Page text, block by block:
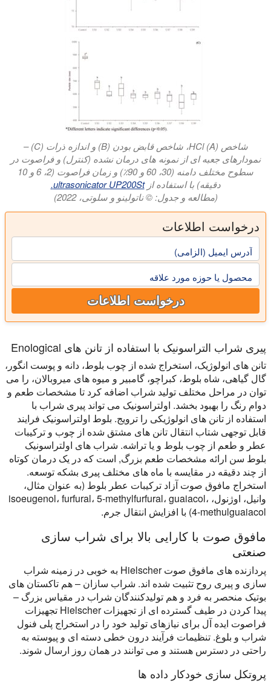
شاخص HCl (A)، شاخص قابض بودن (B) و اندازه ذرات (C) –
نمودارهای جعبه ای از نمونه های درمان نشده (کنترل) و فراصوت در
سطوح مختلف دامنه (30، 60 و 90٪) و زمان فراصوت (2، 6 و 10
دقیقه) با استفاده ازultrasonicator UP200St.
(مطالعه و جدول: © ناتولینو و سلوتی، 2022)
درخواست اطلاعات
آدرس ایمیل (الزامی)
محصول یا حوزه مورد علاقه
درخواست اطلاعات
پیری شراب التراسونیک با استفاده از تانن های Enological
تانن های انولوژیک، استخراج شده از چوب بلوط، دانه و پوست انگور،
گال گیاهی، شاه بلوط، کبراچو، گامبیر و میوه های میروبالان، را می
توان در مراحل مختلف تولید شراب اضافه کرد تا مشخصات طعم و
دوام رنگ را بهبود بخشد. اولتراسونیک می تواند پیری شراب با
استفاده از تانن های انولوژیکی را ترویج. بلوط اولتراسونیک فرایند
قابل توجهی شتاب انتقال تانن های مشتق شده از چوب و ترکیبات
عطر و طعم از چوب بلوط و یا تراشه. شراب های اولتراسونیک
بلوط سن ارائه مشخصات طعم بزرگ, است که در یک درمان کوتاه
از چند دقیقه در مقایسه با ماه های مختلف پیری بشکه توسعه.
استخراج مافوق صوت آزاد ترکیبات عطر بلوط (به عنوان مثال،
وانیل، اوژنول، isoeugenol، furfural، 5-methylfurfural، guaiacol،
4-methulguaiacol) با افزایش انتقال جرم.
مافوق صوت با کارایی بالا برای شراب سازی
صنعتی
پردازنده های مافوق صوت Hielscher به خوبی در زمینه شراب
سازی و پیری روح تثبیت شده اند. شراب سازان – هم تاکستان های
بوتیک منحصر به فرد و هم تولیدکنندگان شراب در مقیاس بزرگ –
پیدا کردن در طیف گسترده ای از تجهیزات Hielscher تجهیزات
فراصوت ایده آل برای نیازهای تولید خود را در استخراج پلی فنول
شراب و بلوغ. تنظیمات فرآیند درون خطی دسته ای و پیوسته به
راحتی در دسترس هستند و می توانند در همان روز ارسال شوند.
پروتکل سازی خودکار داده ها